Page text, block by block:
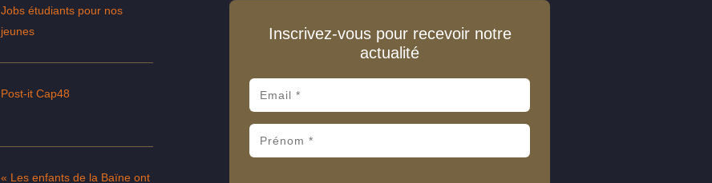
Jobs étudiants pour nos
jeunes
Post-it Cap48
« Les enfants de la Baïne ont
Inscrivez-vous pour recevoir notre
actualité